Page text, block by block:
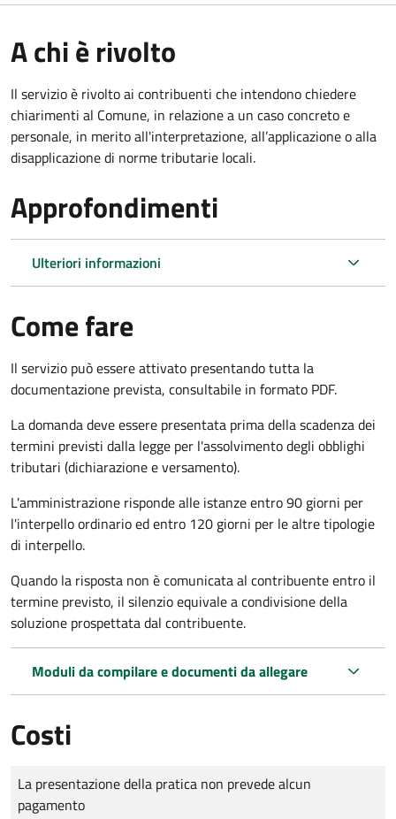
A chi è rivolto
Il servizio è rivolto ai contribuenti che intendono chiedere
chiarimenti al Comune, in relazione a un caso concreto e
personale, in merito all'interpretazione, all’applicazione o alla
disapplicazione di norme tributarie locali.
Approfondimenti
Ulteriori informazioni
Come fare
Il servizio può essere attivato presentando tutta la
documentazione prevista, consultabile in formato PDF.
La domanda deve essere presentata prima della scadenza dei
termini previsti dalla legge per l'assolvimento degli obblighi
tributari (dichiarazione e versamento).
L'amministrazione risponde alle istanze entro 90 giorni per
l'interpello ordinario ed entro 120 giorni per le altre tipologie
di interpello.
Quando la risposta non è comunicata al contribuente entro il
termine previsto, il silenzio equivale a condivisione della
soluzione prospettata dal contribuente.
Moduli da compilare e documenti da allegare
Costi
Tipo di pagamento
Importo
La presentazione della pratica non prevede alcun
pagamento